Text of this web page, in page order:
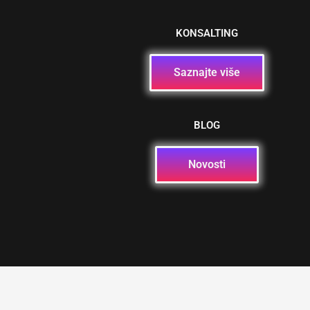
KONSALTING
Saznajte više
BLOG
Novosti